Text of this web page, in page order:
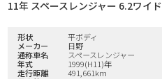
11年 スペースレンジャー 6.2ワイド
形状
平ボディ
メーカー
日野
通称車名
スペースレンジャー
年式
1999(H11)年
走行距離
491,661km